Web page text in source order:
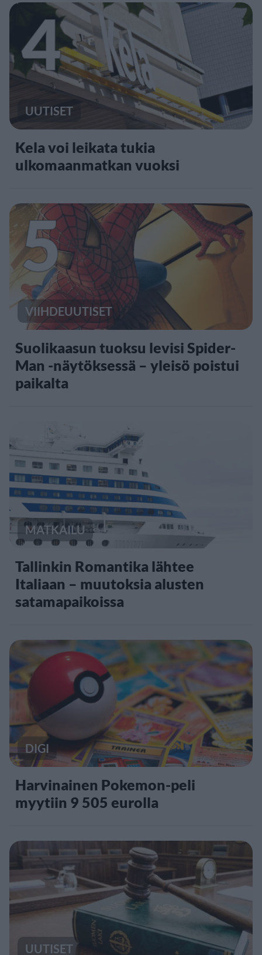
4
UUTISET
Kela voi leikata tukia
ulkomaanmatkan vuoksi
5
VIIHDEUUTISET
Suolikaasun tuoksu levisi Spider-
Man -näytöksessä – yleisö poistui
paikalta
MATKAILU
Tallinkin Romantika lähtee
Italiaan – muutoksia alusten
satamapaikoissa
DIGI
Harvinainen Pokemon-peli
myytiin 9 505 eurolla
UUTISET